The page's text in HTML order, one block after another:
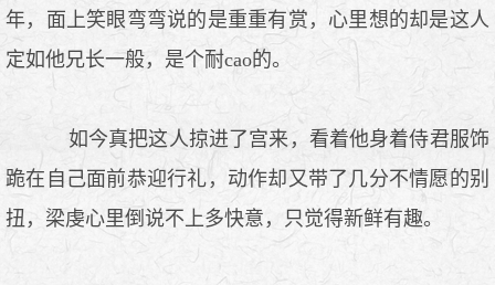
年，面上笑眼弯弯说的是重重有赏，心里想的却是这人
定如他兄长一般，是个耐cao的。
如今真把这人掠进了宫来，看着他身着侍君服饰
跪在自己面前恭迎行礼，动作却又带了几分不情愿的别
扭，梁虔心里倒说不上多快意，只觉得新鲜有趣。